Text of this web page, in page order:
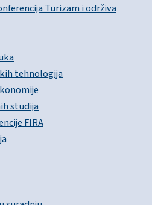
Turizam i održiva
tehnologija
studija
FIRA